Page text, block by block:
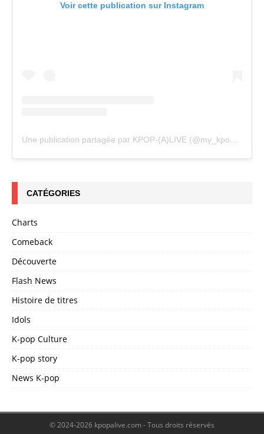
Voir cette publication sur Instagram
Une publication partagée par KPOP-(A)LIVE (@my_kpopalive)
CATÉGORIES
Charts
Comeback
Découverte
Flash News
Histoire de titres
Idols
K-pop Culture
K-pop story
News K-pop
© 2024-2026 kpopalive.com - Tous droits réservés